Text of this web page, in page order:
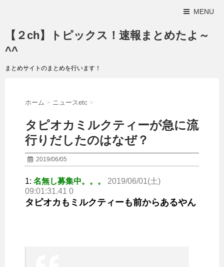
MENU
【２ch】トピックス！速報まとめたよ～
^^
まとめサイトのまとめを行います！
ホーム > ニュースetc >
タピオカミルクティーが急に流
行りだしたのはなぜ？
2019/06/05
1: 名無し募集中。。。
2019/06/01(土)
09:01:31.41 0
タピオカもミルクティーも前からあるやん